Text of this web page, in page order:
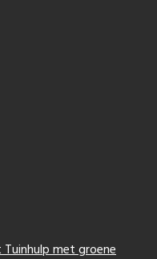
met groene